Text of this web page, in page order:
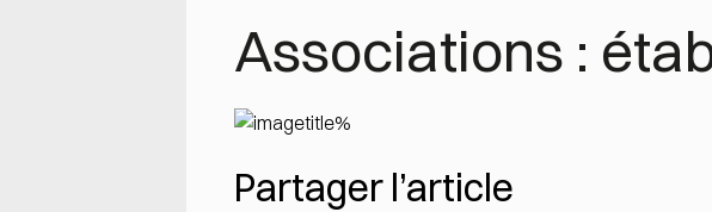
Associations :
Partager l’article